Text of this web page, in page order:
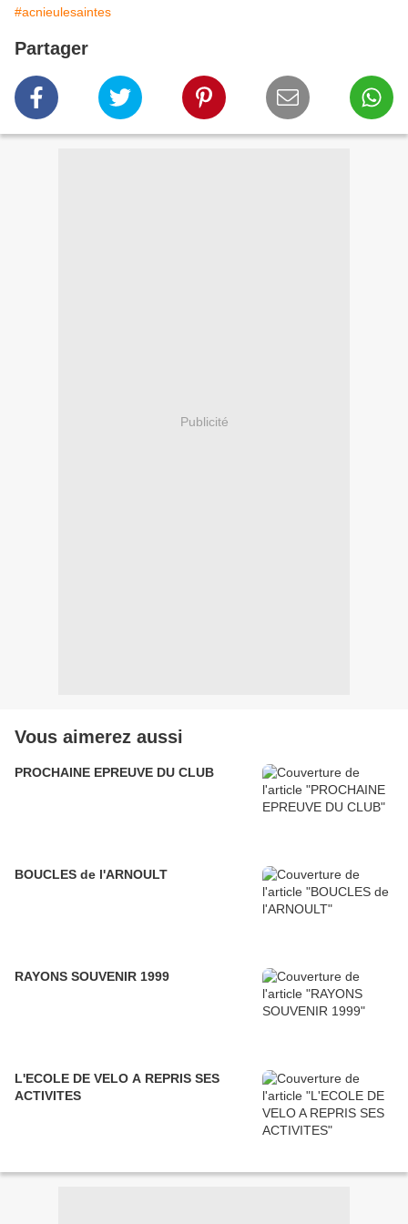
#acnieulesaintes
Partager
Publicité
Vous aimerez aussi
PROCHAINE EPREUVE DU CLUB
BOUCLES de l'ARNOULT
RAYONS SOUVENIR 1999
L'ECOLE DE VELO A REPRIS SES
ACTIVITES